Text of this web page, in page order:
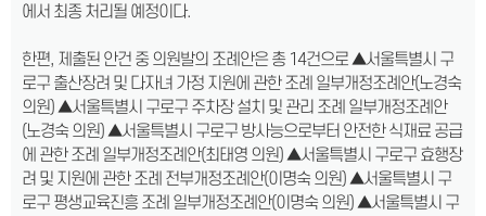
에서 최종 처리될 예정이다.
한편, 제출된 안건 중 의원발의 조례안은 총 14건으로 ▲서울특별시 구
로구 출산장려 및 다자녀 가정 지원에 관한 조례 일부개정조례안(노경숙
의원) ▲서울특별시 구로구 주차장 설치 및 관리 조례 일부개정조례안
(노경숙 의원) ▲서울특별시 구로구 방사능으로부터 안전한 식재료 공급
에 관한 조례 일부개정조례안(최태영 의원) ▲서울특별시 구로구 효행장
려 및 지원에 관한 조례 전부개정조례안(이명숙 의원) ▲서울특별시 구
로구 평생교육진흥 조례 일부개정조례안(이명숙 의원) ▲서울특별시 구